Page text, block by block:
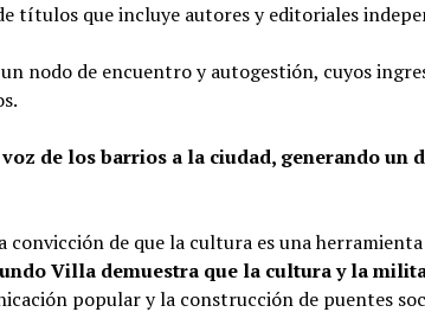
títulos que incluye autores y editoriales
nodo de encuentro y autogestión, cuyos
de los barrios a la ciudad, generando un
convicción de que la cultura es una
Villa demuestra que la cultura y la
popular y la construcción de puentes